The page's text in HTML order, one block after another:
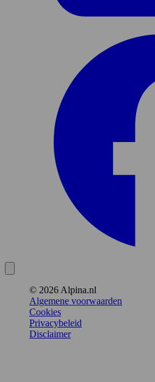
© 2026 Alpina.nl
Algemene voorwaarden
Cookies
Privacybeleid
Disclaimer